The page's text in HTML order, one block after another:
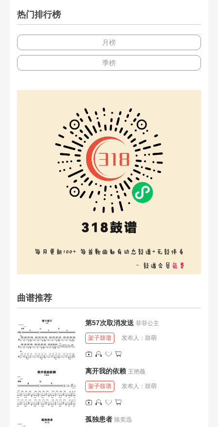
热门排行榜
月榜
季榜
曲谱推荐
第57次取消发送 菲菲公主
架子鼓谱 发布人： 鼓萌
离开我的依赖 王艳薇
架子鼓谱 发布人： 鼓萌
孤独患者 陈奕迅